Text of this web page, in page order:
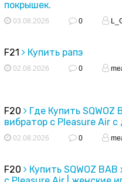
покрышек.
03.08.2026 0
F21 Купить рапэ
02.08.2026 0
F20
Где Купить SQWOZ
вибратор с Pleasure Air с
02.08.2026 0
F20
Купить SQWOZ